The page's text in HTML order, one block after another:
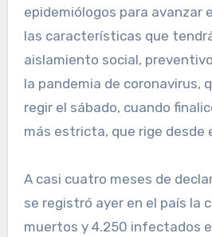
epidemiólogos para avanzar
las características que
aislamiento social,
la pandemia de coronavirus,
regir el sábado, cuando
más estricta, que rige desde
A casi cuatro meses de
se registró ayer en el país la
muertos y 4.250 infectados